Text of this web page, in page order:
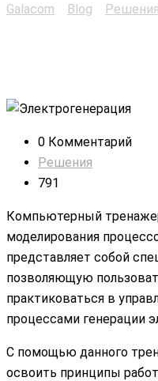
Galacom Blog Решения
0 Комментарий
Решения
791
Компьютерный
моделирования
представляет собой
позволяющую
практиковаться в
процессами генерации
С помощью данного
освоить принципы